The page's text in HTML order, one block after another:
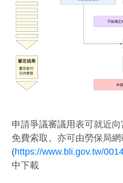
申請爭議審議用表可就近
免費索取。亦可由勞保局網
(https://www.bli.gov.tw/
中下載